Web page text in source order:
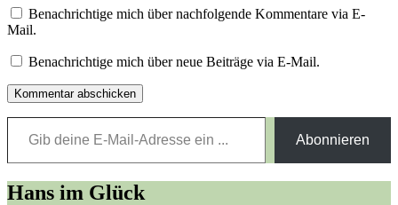
Benachrichtige mich über nachfolgende Kommentare via E-
Mail.
Benachrichtige mich über neue Beiträge via E-Mail.
Gib deine E-Mail-Adresse ein ...
Abonnieren
Hans im Glück